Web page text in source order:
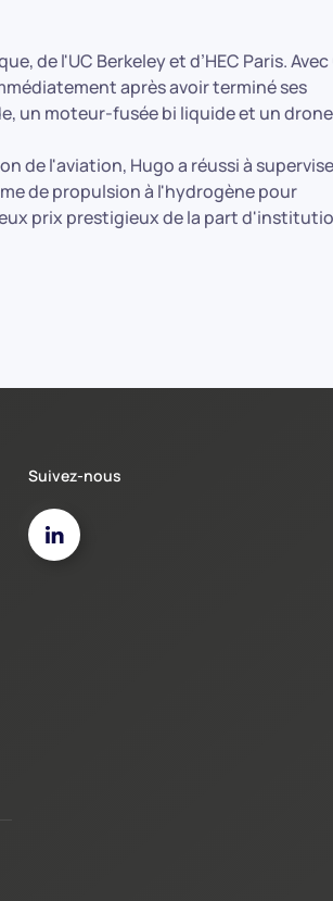
de l'UC Berkeley et d’HEC Paris.
après avoir terminé ses
un moteur-fusée bi liquide et un drone
de l'aviation, Hugo a réussi à
de propulsion à l'hydrogène pour
prix prestigieux de la part
Suivez-nous